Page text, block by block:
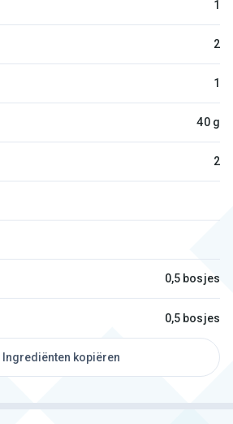
1
2
1
40 g
2
0,5 bosjes
0,5 bosjes
Ingrediënten kopiëren